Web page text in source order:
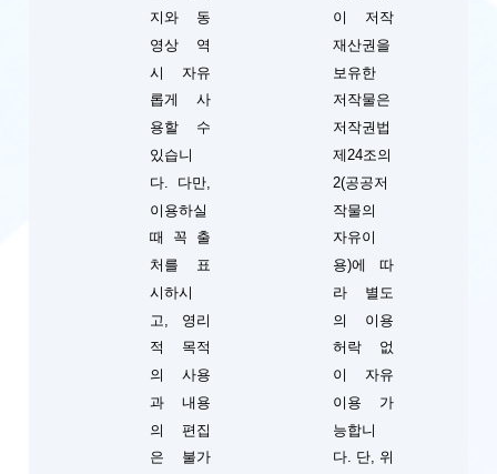
지와 동
영상 역
시 자유
롭게 사
용할 수
있습니
다. 다만,
이용하실
때 꼭 출
처를 표
시하시
고, 영리
적 목적
의 사용
과 내용
의 편집
은 불가
이 저작
재산권을
보유한
저작물은
저작권법
제24조의
2(공공저
작물의
자유이
용)에 따
라 별도
의 이용
허락 없
이 자유
이용 가
능합니
다. 단, 위